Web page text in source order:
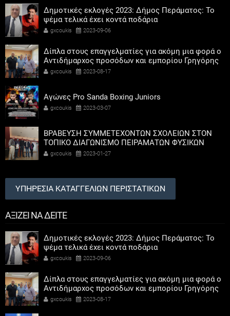
Δημοτικές εκλογές 2023: Δήμος Περάματος: Το
ψέμα τελικά έχει κοντά ποδάρια
gxcoukis 2023-09-06
Δίπλα στους επαγγελματίες για ακόμη μια φορά ο
Αντιδήμαρχος προσόδων και εμπορίου Γρηγόρης
Καψοκόλης
gxcoukis 2023-08-17
Αγώνες Pro Sanda Boxing Juniors
gxcoukis 2023-03-07
ΒΡΑΒΕΥΣΗ ΣΥΜΜΕΤΕΧΟΝΤΩΝ ΣΧΟΛΕΙΩΝ ΣΤΟΝ
ΤΟΠΙΚΟ ΔΙΑΓΩΝΙΣΜΟ ΠΕΙΡΑΜΑΤΩΝ ΦΥΣΙΚΩΝ
ΕΠΙΣΤΗΜΩΝ
gxcoukis 2023-01-27
ΥΠΗΡΕΣΙΑ ΚΑΤΑΓΓΕΛΙΩΝ ΠΕΡΙΣΤΑΤΙΚΩΝ
ΑΞΙΖΕΙ ΝΑ ΔΕΙΤΕ
Δημοτικές εκλογές 2023: Δήμος Περάματος: Το
ψέμα τελικά έχει κοντά ποδάρια
gxcoukis 2023-09-06
Δίπλα στους επαγγελματίες για ακόμη μια φορά ο
Αντιδήμαρχος προσόδων και εμπορίου Γρηγόρης
Καψοκόλης
gxcoukis 2023-08-17